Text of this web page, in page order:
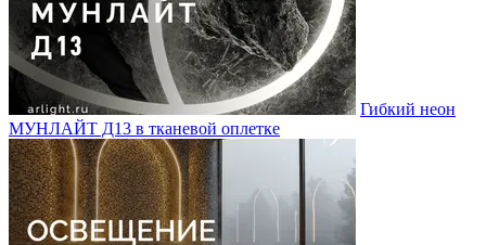
Гибкий неон
МУНЛАЙТ Д13 в тканевой оплетке